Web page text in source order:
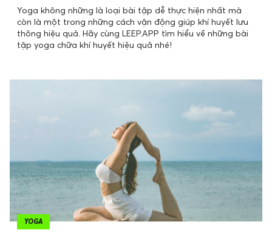
Yoga không những là loại bài tập dễ thực hiện nhất mà
còn là một trong những cách vận động giúp khí huyết lưu
thông hiệu quả. Hãy cùng LEEP.APP tìm hiểu về những bài
tập yoga chữa khí huyết hiệu quả nhé!
YOGA